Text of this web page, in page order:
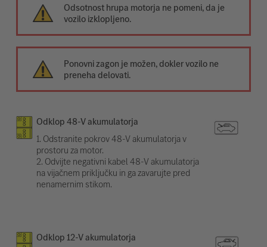
Odsotnost hrupa motorja ne pomeni, da je
vozilo izklopljeno.
Ponovni zagon je možen, dokler vozilo ne
preneha delovati.
Odklop 48-V akumulatorja
1. Odstranite pokrov 48-V akumulatorja v
prostoru za motor.
2. Odvijte negativni kabel 48-V akumulatorja
na vijačnem priključku in ga zavarujte pred
nenamernim stikom.
Odklop 12-V akumulatorja